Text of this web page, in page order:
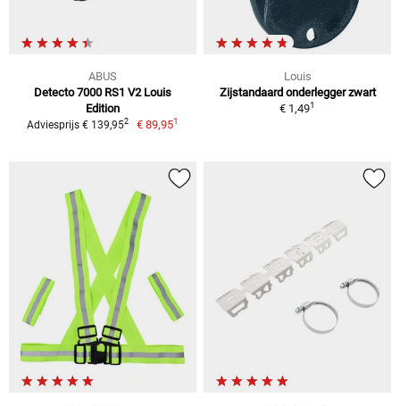
ABUS
Detecto 7000 RS1 V2 Louis
Edition
Adviesprijs € 139,952 € 89,951
Louis
Zijstandaard onderlegger zwart
€ 1,491